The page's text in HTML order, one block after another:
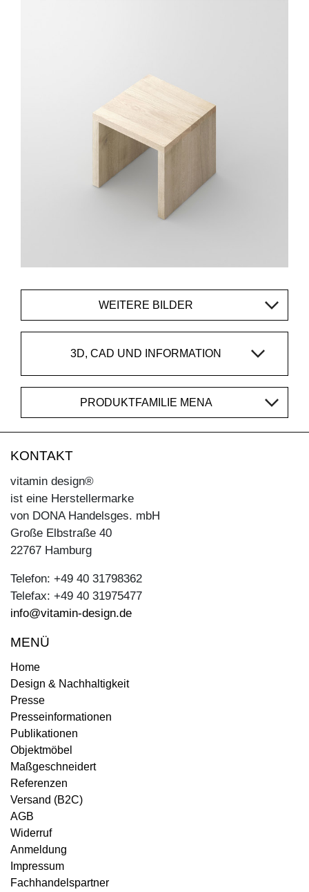
WEITERE BILDER
3D, CAD UND INFORMATION
PRODUKTFAMILIE MENA
KONTAKT
vitamin design®
ist eine Herstellermarke
von DONA Handelsges. mbH
Große Elbstraße 40
22767 Hamburg
Telefon: +49 40 31798362
Telefax: +49 40 31975477
info@vitamin-design.de
MENÜ
Home
Design & Nachhaltigkeit
Presse
Presseinformationen
Publikationen
Objektmöbel
Maßgeschneidert
Referenzen
Versand (B2C)
AGB
Widerruf
Anmeldung
Impressum
Fachhandelspartner